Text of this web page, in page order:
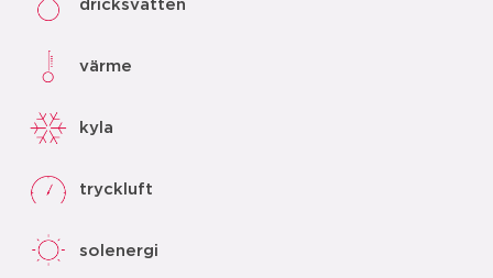
dricksvatten
värme
kyla
tryckluft
solenergi